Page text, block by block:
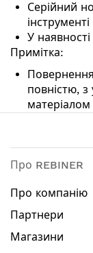
Серійний
інструменті
У
Примітка:
Повернення
повністю,
Про REBINER
Про компанію
Партнери
Магазини